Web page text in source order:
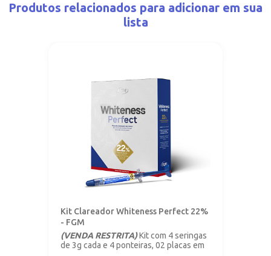
Produtos relacionados para adicionar em sua
lista
Kit Clareador Whiteness Perfect 22%
- FGM
(VENDA RESTRITA)Kit com 4 seringas
de 3g cada e 4 ponteiras, 02 placas em